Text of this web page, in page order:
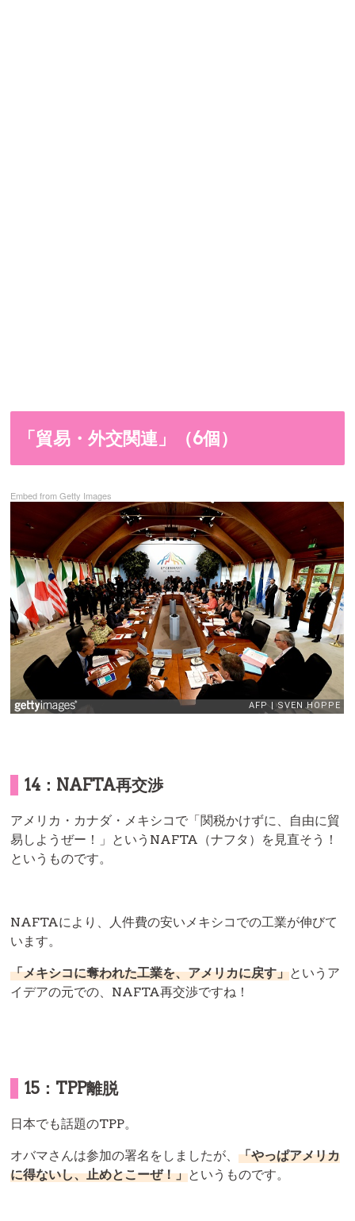
「貿易・外交関連」（6個）
Embed from Getty Images
14：NAFTA再交渉
アメリカ・カナダ・メキシコで「関税かけずに、自由に貿
易しようぜー！」というNAFTA（ナフタ）を見直そう！
というものです。
NAFTAにより、人件費の安いメキシコでの工業が伸びて
います。
「メキシコに奪われた工業を、アメリカに戻す」というア
イデアの元での、NAFTA再交渉ですね！
15：TPP離脱
日本でも話題のTPP。
オバマさんは参加の署名をしましたが、「やっぱアメリカ
に得ないし、止めとこーぜ！」というものです。